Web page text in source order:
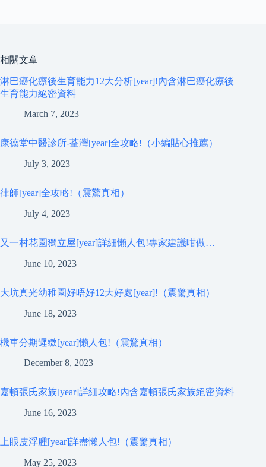
相關文章
淋巴癌化療後生育能力12大分析[year]!內含淋巴癌化療後
生育能力絕密資料
March 7, 2023
康德堂中醫診所-荃灣[year]全攻略!（小編貼心推薦）
July 3, 2023
律師[year]全攻略!（震驚真相）
July 4, 2023
又一村花園獨立屋[year]詳細懶人包!專家建議咁做…
June 10, 2023
大坑真光幼稚園好唔好12大好處[year]!（震驚真相）
June 18, 2023
機車分期遲繳[year]懶人包!（震驚真相）
December 8, 2023
嘉頓張氏家族[year]詳細攻略!內含嘉頓張氏家族絕密資料
June 16, 2023
上眼皮浮腫[year]詳盡懶人包!（震驚真相）
May 25, 2023